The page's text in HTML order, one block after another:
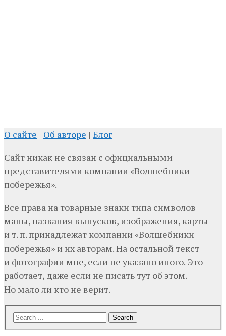
О сайте | Об авторе | Блог
Сайт никак не связан с официальными
представителями компании «Волшебники
побережья».
Все права на товарные знаки типа символов
маны, названия выпусков, изображения, карты
и т. п. принадлежат компании «Волшебники
побережья» и их авторам. На остальной текст
и фотографии мне, если не указано иного. Это
работает, даже если не писать тут об этом.
Но мало ли кто не верит.
Search